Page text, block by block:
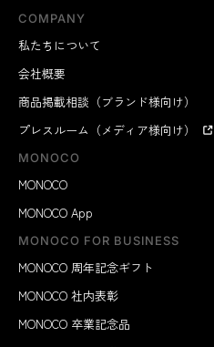
COMPANY
私たちについて
会社概要
商品掲載相談（ブランド様向け）
プレスルーム（メディア様向け）
MONOCO
MONOCO
MONOCO App
MONOCO FOR BUSINESS
MONOCO 周年記念ギフト
MONOCO 社内表彰
MONOCO 卒業記念品